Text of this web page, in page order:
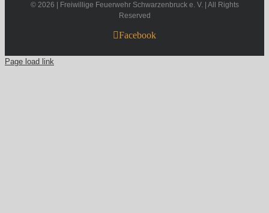
© 2026 | Freiwillige Feuerwehr Schwarzenbruck e. V. | All Rights
Reserved
Facebook
Page load link